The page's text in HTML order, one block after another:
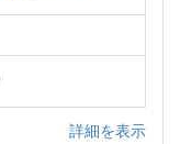
詳細を表示